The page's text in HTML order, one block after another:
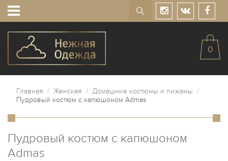
0
Главная / Женская / Домашние костюмы и пижамы /
Пудровый костюм с капюшоном Admas
Пудровый костюм с капюшоном
Admas